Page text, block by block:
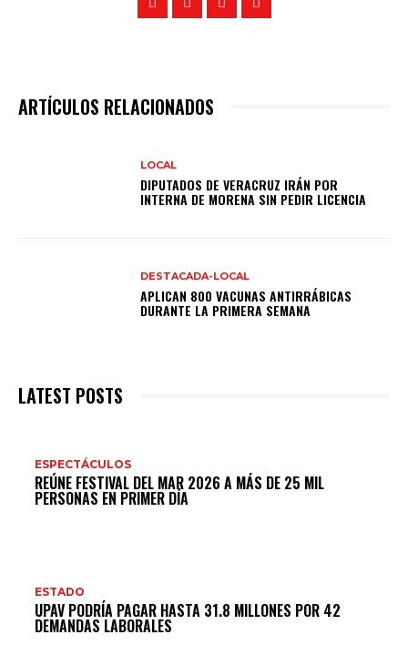
ARTÍCULOS RELACIONADOS
LOCAL
DIPUTADOS DE VERACRUZ IRÁN POR
INTERNA DE MORENA SIN PEDIR LICENCIA
DESTACADA-LOCAL
APLICAN 800 VACUNAS ANTIRRÁBICAS
DURANTE LA PRIMERA SEMANA
LATEST POSTS
ESPECTÁCULOS
REÚNE FESTIVAL DEL MAR 2026 A MÁS DE 25 MIL
PERSONAS EN PRIMER DÍA
ESTADO
UPAV PODRÍA PAGAR HASTA 31.8 MILLONES POR 42
DEMANDAS LABORALES